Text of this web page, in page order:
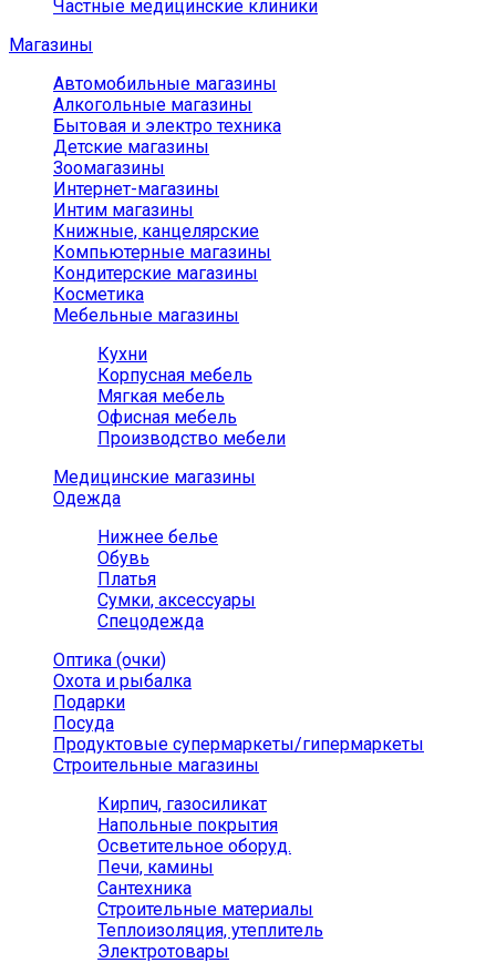
Частные медицинские клиники
Магазины
Автомобильные магазины
Алкогольные магазины
Бытовая и электро техника
Детские магазины
Зоомагазины
Интернет-магазины
Интим магазины
Книжные, канцелярские
Компьютерные магазины
Кондитерские магазины
Косметика
Мебельные магазины
Кухни
Корпусная мебель
Мягкая мебель
Офисная мебель
Производство мебели
Медицинские магазины
Одежда
Нижнее белье
Обувь
Платья
Сумки, аксессуары
Спецодежда
Оптика (очки)
Охота и рыбалка
Подарки
Посуда
Продуктовые супермаркеты/гипермаркеты
Строительные магазины
Кирпич, газосиликат
Напольные покрытия
Осветительное оборуд.
Печи, камины
Сантехника
Строительные материалы
Теплоизоляция, утеплитель
Электротовары